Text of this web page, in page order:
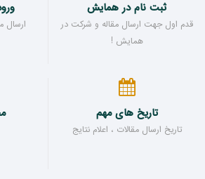
ثبت نام در همایش
قدم اول جهت ارسال مقاله و شرکت در
همایش !
ارسال
تاریخ های مهم
تاریخ ارسال مقالات ، اعلام نتایج